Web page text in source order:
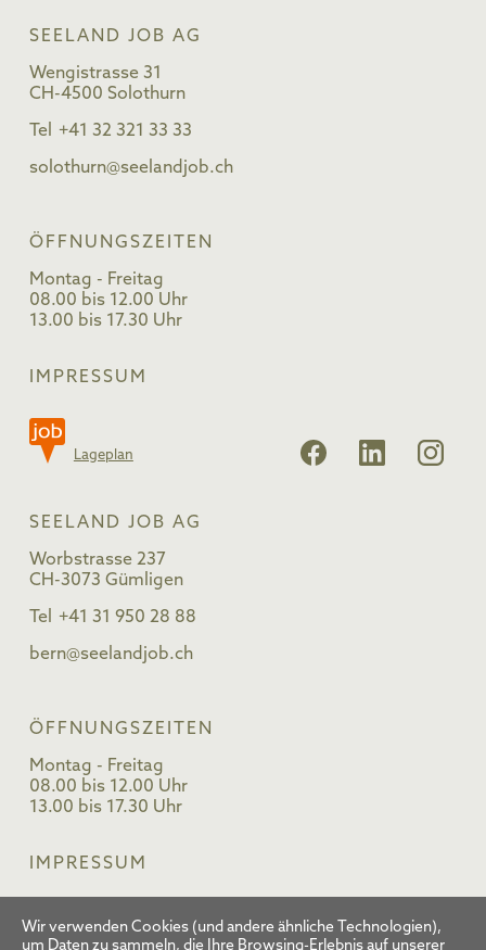
SEELAND JOB AG
Wengistrasse 31
CH-4500 Solothurn
Tel +41 32 321 33 33
solothurn@seelandjob.ch
ÖFFNUNGSZEITEN
Montag - Freitag
08.00 bis 12.00 Uhr
13.00 bis 17.30 Uhr
IMPRESSUM
Lageplan
SEELAND JOB AG
Worbstrasse 237
CH-3073 Gümligen
Tel +41 31 950 28 88
bern@seelandjob.ch
ÖFFNUNGSZEITEN
Montag - Freitag
08.00 bis 12.00 Uhr
13.00 bis 17.30 Uhr
IMPRESSUM
MITGLIED BEI
Wir verwenden Cookies (und andere ähnliche Technologien),
um Daten zu sammeln, die Ihre Browsing-Erlebnis auf unserer